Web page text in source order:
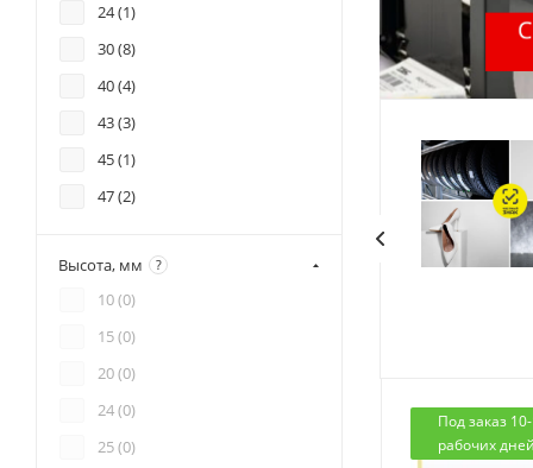
Под заказ
рабочих дней
24 (1)
30 (8)
40 (4)
43 (3)
45 (1)
47 (2)
55 (1)
56 (2)
58 (20
70 (5)
74 (1)
75 (4)
Высота, мм ?
10 (0)
15 (0)
20 (0)
24 (0)
25 (0)